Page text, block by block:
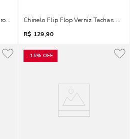
Off White
Chinelo Flip Flop Verniz Tachas Off
R$ 129,90
-15% OFF